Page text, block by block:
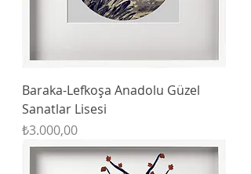
Baraka-Lefkoşa Anadolu Güzel
Sanatlar Lisesi
Fiyat
₺3.000,00